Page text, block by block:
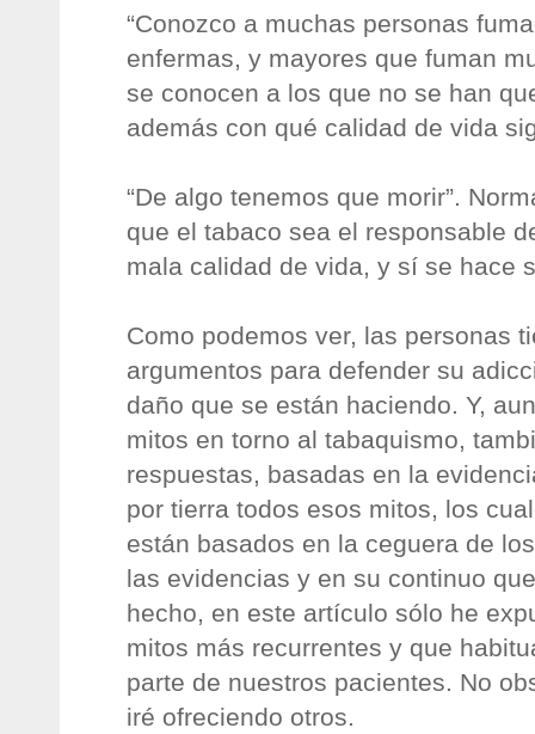
“Conozco a muchas personas
enfermas, y mayores que fuman
se conocen a los que no se han
además con qué calidad de vida
“De algo tenemos que morir”.
que el tabaco sea el responsable
mala calidad de vida, y sí se hace
Como podemos ver, las personas
argumentos para defender su
daño que se están haciendo. Y,
mitos en torno al tabaquismo,
respuestas, basadas en la
por tierra todos esos mitos, los
están basados en la ceguera de
las evidencias y en su continuo
hecho, en este artículo sólo he
mitos más recurrentes y que
parte de nuestros pacientes. No
iré ofreciendo otros.